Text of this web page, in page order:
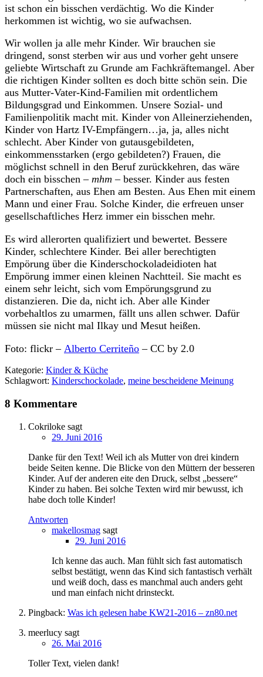
ist schon ein bisschen verdächtig. Wo die Kinder
herkommen ist wichtig, wo sie aufwachsen.
Wir wollen ja alle mehr Kinder. Wir brauchen sie
dringend, sonst sterben wir aus und vorher geht unsere
geliebte Wirtschaft zu Grunde am Fachkräftemangel. Aber
die richtigen Kinder sollten es doch bitte schön sein. Die
aus Mutter-Vater-Kind-Familien mit ordentlichem
Bildungsgrad und Einkommen. Unsere Sozial- und
Familienpolitik macht mit. Kinder von Alleinerziehenden,
Kinder von Hartz IV-Empfängern…ja, ja, alles nicht
schlecht. Aber Kinder von gutausgebildeten,
einkommensstarken (ergo gebildeten?) Frauen, die
möglichst schnell in den Beruf zurückkehren, das wäre
doch ein bisschen – mhm – besser. Kinder aus festen
Partnerschaften, aus Ehen am Besten. Aus Ehen mit einem
Mann und einer Frau. Solche Kinder, die erfreuen unser
gesellschaftliches Herz immer ein bisschen mehr.
Es wird allerorten qualifiziert und bewertet. Bessere
Kinder, schlechtere Kinder. Bei aller berechtigten
Empörung über die Kinderschockoladeidioten hat
Empörung immer einen kleinen Nachtteil. Sie macht es
einem sehr leicht, sich vom Empörungsgrund zu
distanzieren. Die da, nicht ich. Aber alle Kinder
vorbehaltlos zu umarmen, fällt uns allen schwer. Dafür
müssen sie nicht mal Ilkay und Mesut heißen.
Foto: flickr – Alberto Cerriteño – CC by 2.0
Kategorie: Kinder & Küche
Schlagwort: Kinderschockolade, meine bescheidene Meinung
8 Kommentare
Cokriloke sagt
29. Juni 2016
Danke für den Text! Weil ich als Mutter von drei kindern
beide Seiten kenne. Die Blicke von den Müttern der besseren
Kinder. Auf der anderen eite den Druck, selbst „bessere“
Kinder zu haben. Bei solche Texten wird mir bewusst, ich
habe doch tolle Kinder!
Antworten
makellosmag sagt
29. Juni 2016
Ich kenne das auch. Man fühlt sich fast automatisch
selbst bestätigt, wenn das Kind sich fantastisch verhält
und weiß doch, dass es manchmal auch anders geht
und man einfach nicht drinsteckt.
Pingback: Was ich gelesen habe KW21-2016 – zn80.net
meerlucy sagt
26. Mai 2016
Toller Text, vielen dank!